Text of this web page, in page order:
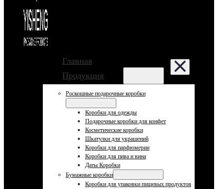
Главная
Продукция
Роскошные подарочные коробки
Коробки для одежды
Подарочные коробки для конфет
Косметические коробки
Шкатулки для украшений
Коробки для парфюмерии
Коробки для пива и вина
Даты Коробки
Бумажные коробки
Коробки для упаковки пищевых продуктов